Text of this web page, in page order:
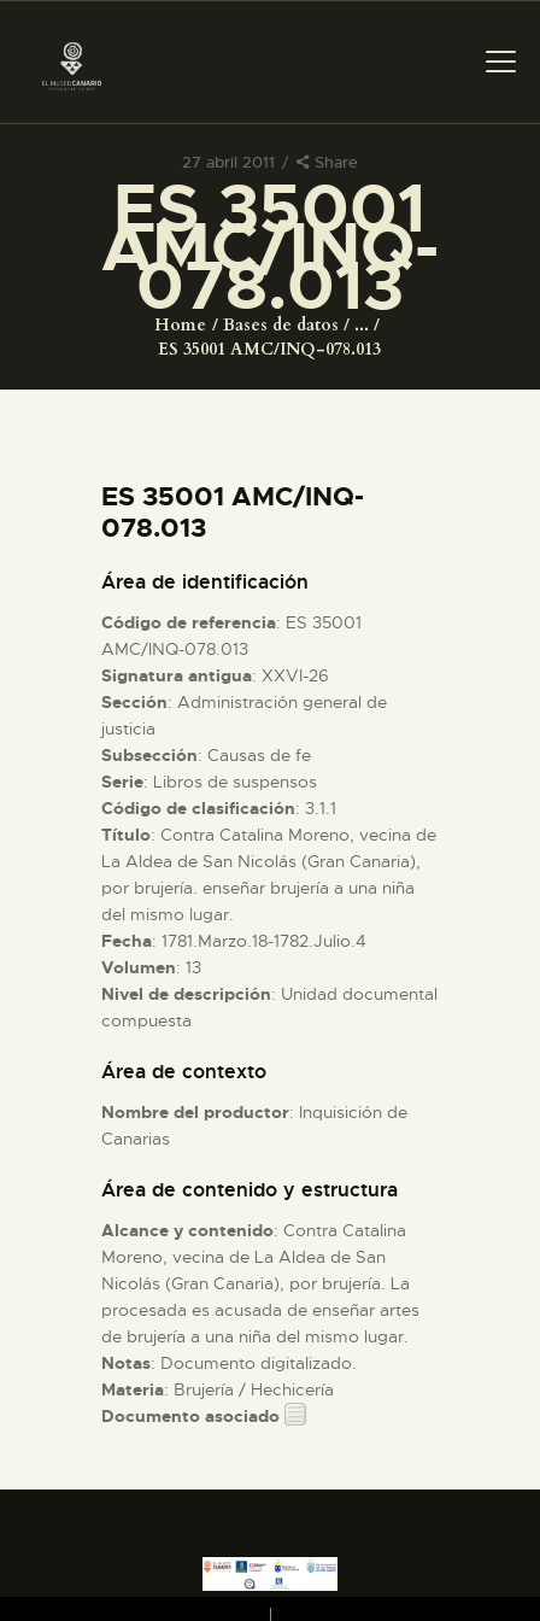
27 abril 2011 Share
ES 35001
AMC/INQ-
078.013
Home Bases de datos
...
ES 35001 AMC/INQ-078.013
PREPARAR LA VISITA
ACTIVIDADES
COLECCIONES
ESPAÑOL
PREPARAR LA VISITA
ACTIVIDADES
█
EL MUSEO
COLECCIONES
DIDÁCTICA
ESPAÑOL
ES 35001 AMC/INQ-
078.013
Área de identificación
Código de referencia: ES 35001
AMC/INQ-078.013
Signatura antigua: XXVI-26
Sección: Administración general de
justicia
Subsección: Causas de fe
Serie: Libros de suspensos
Código de clasificación: 3.1.1
Título: Contra Catalina Moreno, vecina de
La Aldea de San Nicolás (Gran Canaria),
por brujería. enseñar brujería a una niña
del mismo lugar.
Fecha: 1781.Marzo.18-1782.Julio.4
Volumen: 13
Nivel de descripción: Unidad documental
compuesta
Área de contexto
Nombre del productor: Inquisición de
Canarias
Área de contenido y estructura
Alcance y contenido: Contra Catalina
Moreno, vecina de La Aldea de San
Nicolás (Gran Canaria), por brujería. La
procesada es acusada de enseñar artes
de brujería a una niña del mismo lugar.
Notas: Documento digitalizado.
Materia: Brujería / Hechicería
Documento asociado